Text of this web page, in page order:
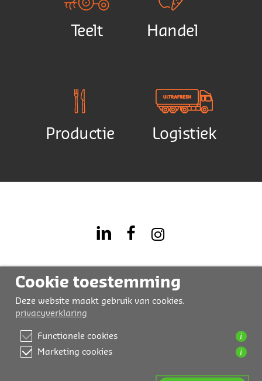
Teelt Handel
Productie Logistiek
Cookie toestemming
Deze website maakt gebruik van cookies.
privacyverklaring
Functionele cookies i
Marketing cookies i